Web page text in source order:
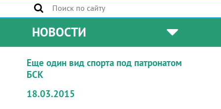
НОВОСТИ
Еще один вид спорта под патронатом
БСК
18.03.2015